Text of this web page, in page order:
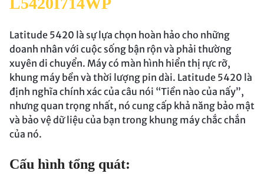
Latitude 5420 là sự lựa chọn hoàn hảo cho những
doanh nhân với cuộc sống bận rộn và phải thường
xuyên di chuyển. Máy có màn hình hiển thị rực rỡ,
khung máy bền và thời lượng pin dài. Latitude 5420 là
định nghĩa chính xác của câu nói “Tiền nào của nấy”,
nhưng quan trọng nhất, nó cung cấp khả năng bảo mật
và bảo vệ dữ liệu của bạn trong khung máy chắc chắn
của nó.
Cấu hình tổng quát: